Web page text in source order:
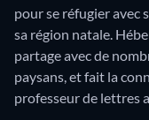
pour se réfugier avec
sa région natale.
partage avec de
paysans, et fait la
professeur de lettres